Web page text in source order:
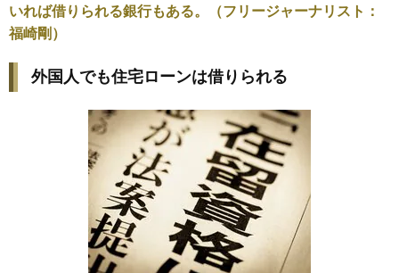
いれば借りられる銀行もある。（フリージャーナリスト：
福崎剛）
外国人でも住宅ローンは借りられる